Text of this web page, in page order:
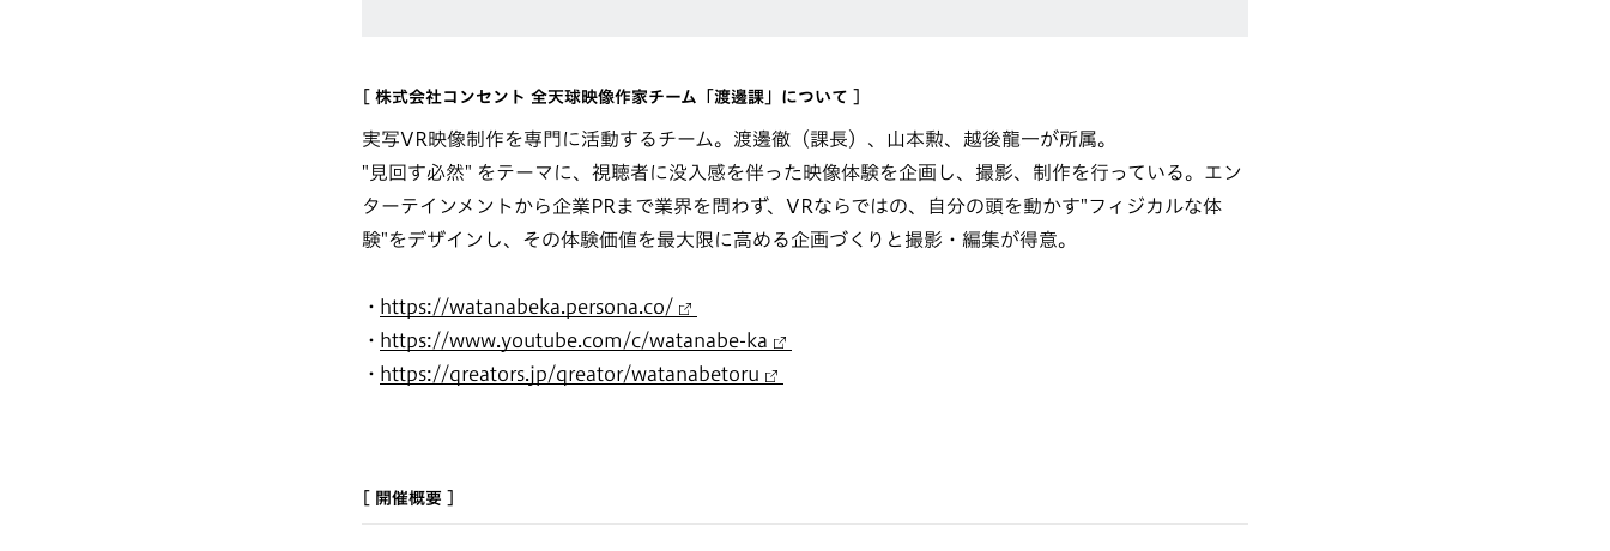
[ 株式会社コンセント 全天球映像作家チーム「渡邊課」について ]
実写VR映像制作を専門に活動するチーム。渡邊徹（課長）、山本勲、越後龍一が所属。
"見回す必然" をテーマに、視聴者に没入感を伴った映像体験を企画し、撮影、制作を行っている。エン
ターテインメントから企業PRまで業界を問わず、VRならではの、自分の頭を動かす"フィジカルな体
験"をデザインし、その体験価値を最大限に高める企画づくりと撮影・編集が得意。
https://watanabeka.persona.co/
https://www.youtube.com/c/watanabe-ka
https://qreators.jp/qreator/watanabetoru
[ 開催概要 ]